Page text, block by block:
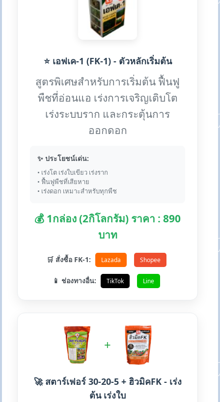
⭐ เอฟเค-1 (FK-1) - ตัวหลักเริ่มต้น
สูตรพิเศษสำหรับการเริ่มต้น ฟื้นฟู
พืชที่อ่อนแอ เร่งการเจริญเติบโต
เร่งระบบราก และกระตุ้นการ
ออกดอก
✨ ประโยชน์เด่น:
• เร่งโต เร่งใบเขียว เร่งราก
• ฟื้นฟูพืชที่เสียหาย
• เร่งดอก เหมาะสำหรับทุกพืช
💰 1กล่อง (2กิโลกรัม) ราคา : 890
บาท
🛒 สั่งซื้อ FK-1: Lazada Shopee
📱 ช่องทางอื่น: TikTok Line
+
🚀 สตาร์เฟอร์ 30-20-5 + ฮิวมิคFK - เร่ง
ต้น เร่งใบ